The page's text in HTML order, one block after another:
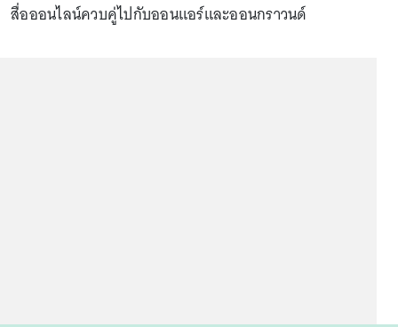
สื่อออนไลน์ควบคู่ไปกับออนแอร์และออนกราวนด์